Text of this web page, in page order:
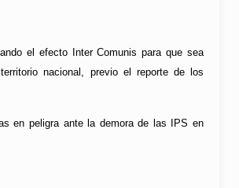
el efecto Inter Comunis para que sea
nacional, previo el reporte de los
en peligra ante la demora de las IPS en